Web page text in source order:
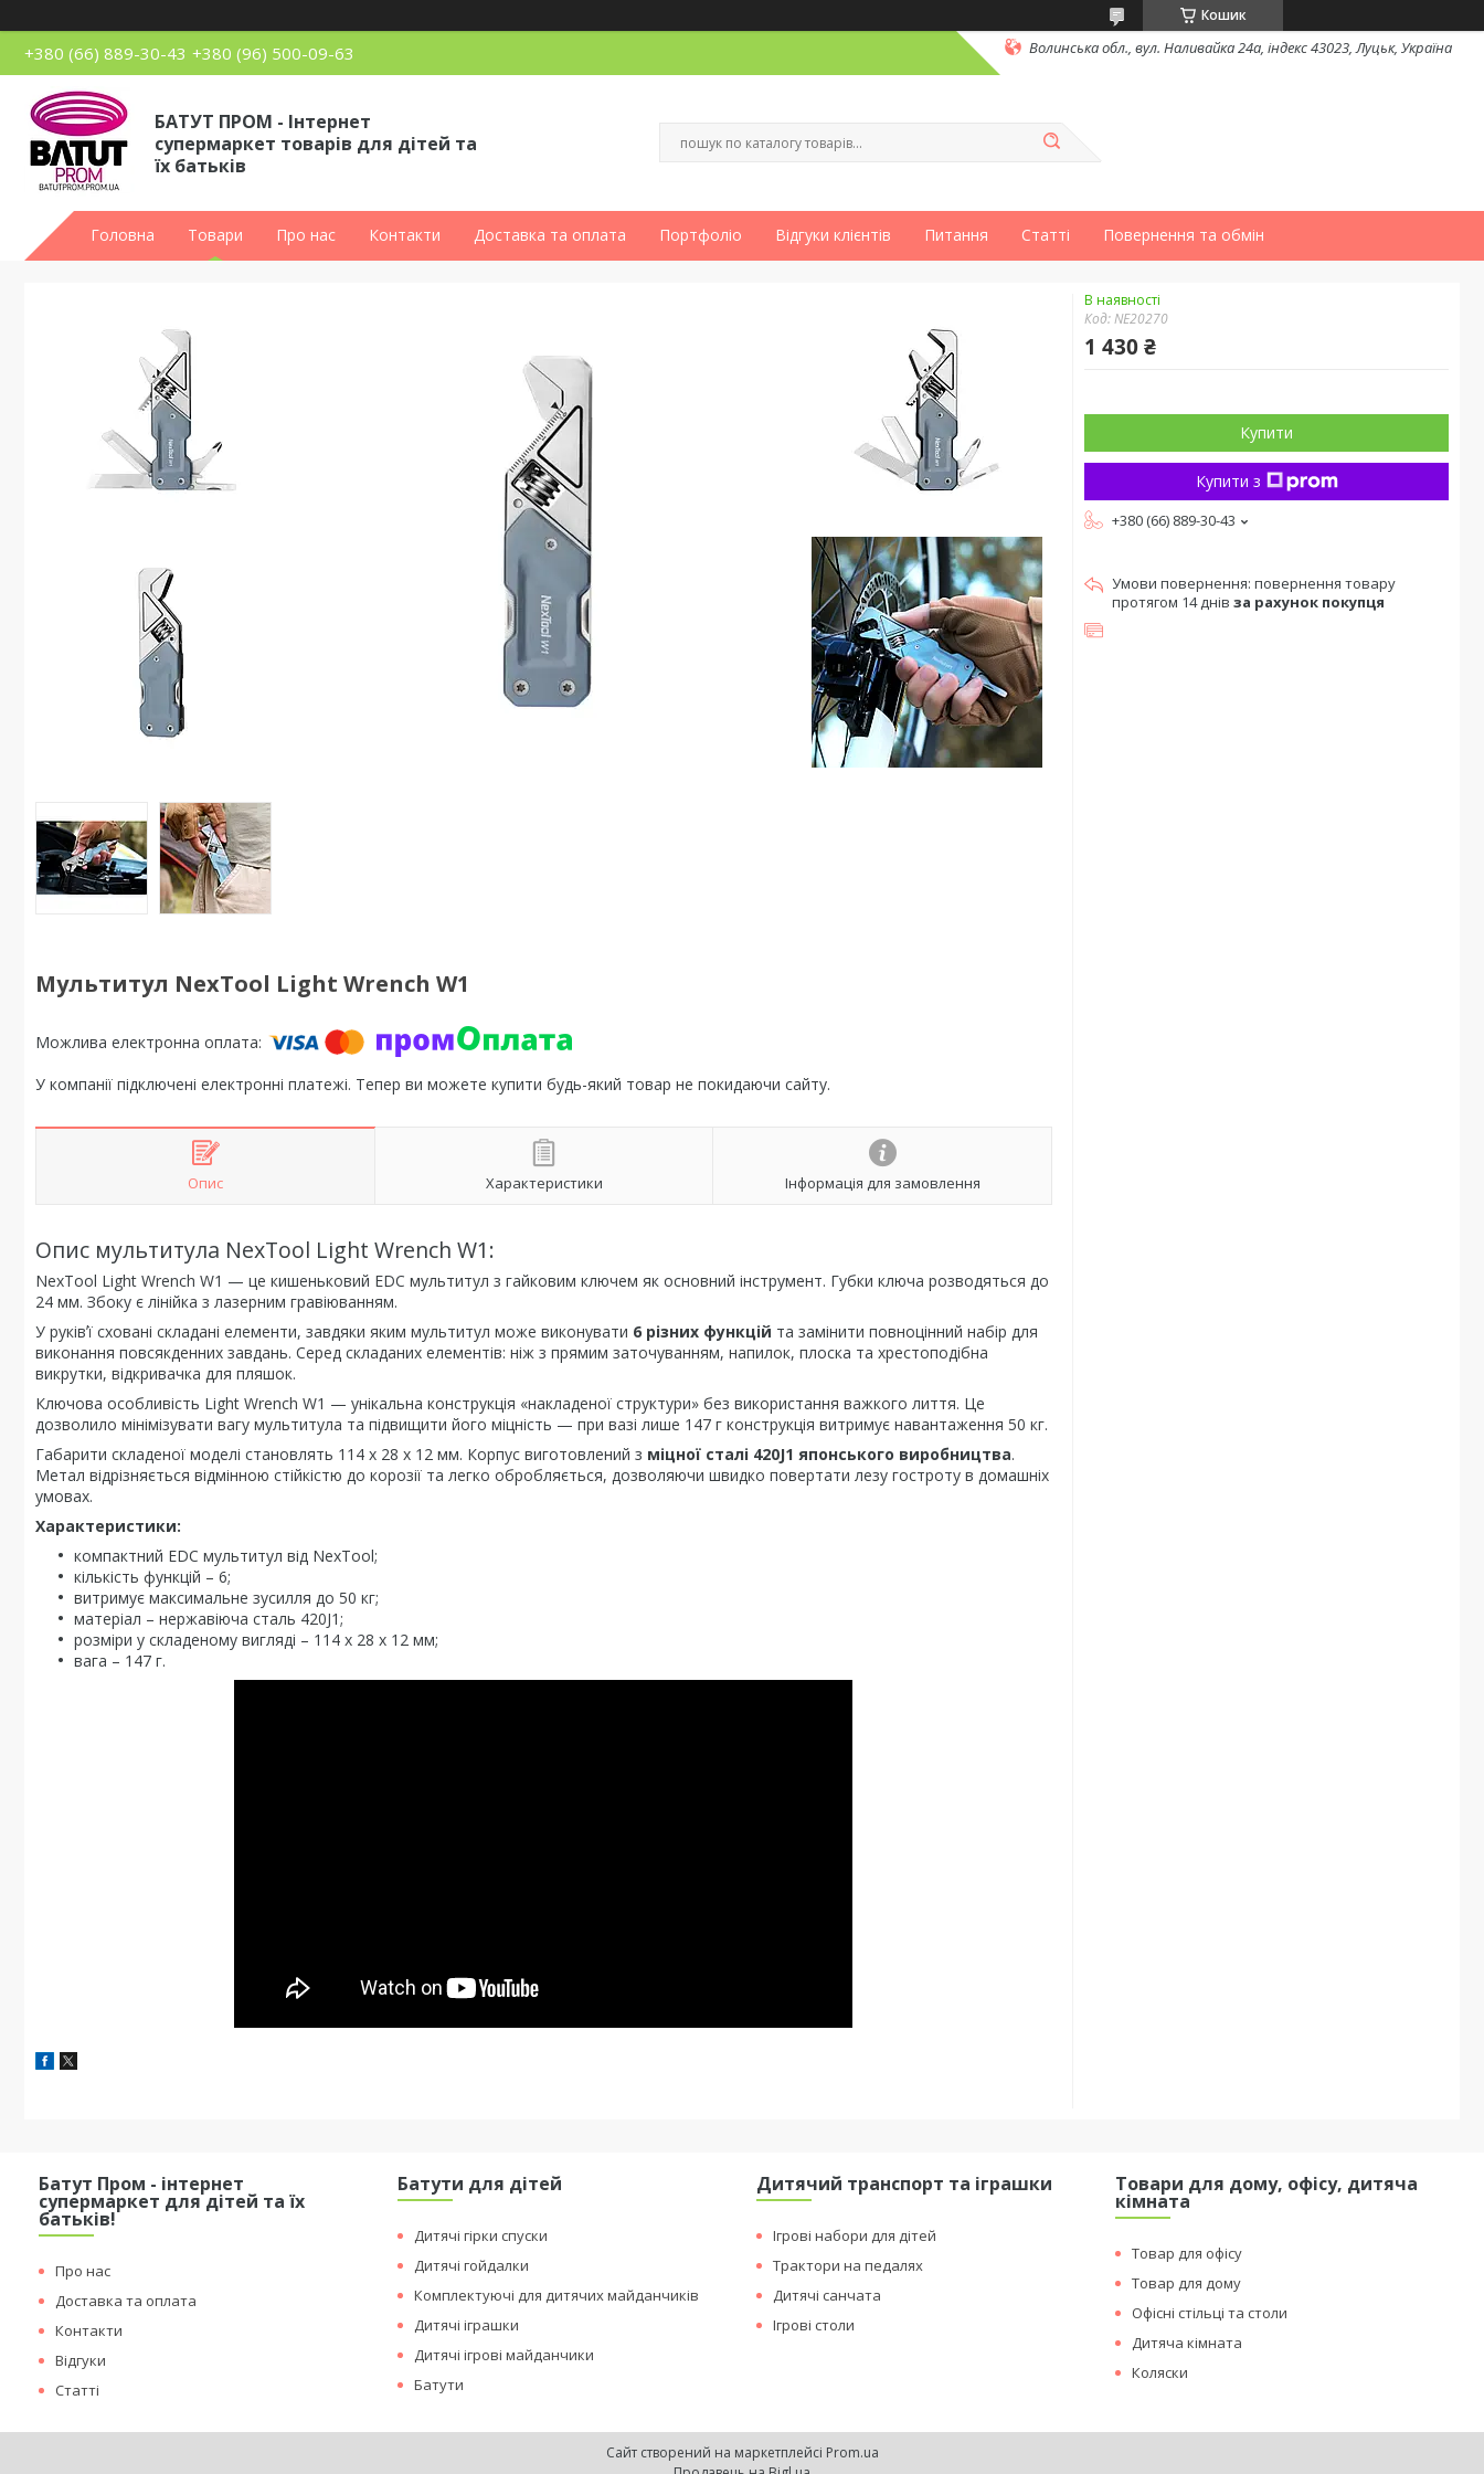
Кошик
+380 (66) 889-30-43 +380 (96) 500-09-63 Волинська обл., вул. Наливайка 24а, індекс 43023, Луцьк, Україна
БАТУТ ПРОМ - Інтернет
супермаркет товарів для дітей та
їх батьків
Головна Товари Про нас Контакти Доставка та оплата Портфоліо Відгуки клієнтів Питання Статті Повернення та обмін
Мультитул NexTool Light Wrench W1
У компанії підключені електронні платежі. Тепер ви можете купити будь-який товар не покидаючи сайту.
Опис Характеристики Інформація для замовлення
Опис мультитула NexTool Light Wrench W1:
NexTool Light Wrench W1 — це кишеньковий EDC мультитул з гайковим ключем як основний інструмент. Губки ключа розводяться до
24 мм. Збоку є лінійка з лазерним гравіюванням.
У руківʼї сховані складані елементи, завдяки яким мультитул може виконувати 6 різних функцій та замінити повноцінний набір для
виконання повсякденних завдань. Серед складаних елементів: ніж з прямим заточуванням, напилок, плоска та хрестоподібна
викрутки, відкривачка для пляшок.
Ключова особливість Light Wrench W1 — унікальна конструкція «накладеної структури» без використання важкого лиття. Це
дозволило мінімізувати вагу мультитула та підвищити його міцність — при вазі лише 147 г конструкція витримує навантаження 50 кг.
Габарити складеної моделі становлять 114 х 28 х 12 мм. Корпус виготовлений з міцної сталі 420J1 японського виробництва.
Метал відрізняється відмінною стійкістю до корозії та легко обробляється, дозволяючи швидко повертати лезу гостроту в домашніх
умовах.
Характеристики:
компактний EDC мультитул від NexTool;
кількість функцій – 6;
витримує максимальне зусилля до 50 кг;
матеріал – нержавіюча сталь 420J1;
розміри у складеному вигляді – 114 х 28 х 12 мм;
вага – 147 г.
В наявності
Код:NE20270
1 430 ₴
Купити
Купити з
+380 (66) 889-30-43
повернення товару
протягом 14 днів за рахунок покупця
Батут Пром - інтернет
супермаркет для дітей та їх
батьків!
Про нас
Доставка та оплата
Контакти
Відгуки
Статті
Батути для дітей
Дитячі гірки спуски
Дитячі гойдалки
Комплектуючі для дитячих майданчиків
Дитячі іграшки
Дитячі ігрові майданчики
Батути
Дитячий транспорт та іграшки
Ігрові набори для дітей
Трактори на педалях
Дитячі санчата
Ігрові столи
Товари для дому, офісу, дитяча
кімната
Товар для офісу
Товар для дому
Офісні стільці та столи
Дитяча кімната
Коляски
Сайт створений на маркетплейсі Prom.ua